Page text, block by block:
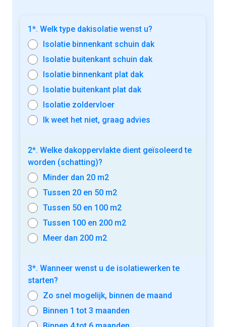
1*. Welk type dakisolatie wenst u?
Isolatie binnenkant schuin dak
Isolatie buitenkant schuin dak
Isolatie binnenkant plat dak
Isolatie buitenkant plat dak
Isolatie zoldervloer
Ik weet het niet, graag advies
2*. Welke dakoppervlakte dient geïsoleerd te
worden (schatting)?
Minder dan 20 m2
Tussen 20 en 50 m2
Tussen 50 en 100 m2
Tussen 100 en 200 m2
Meer dan 200 m2
3*. Wanneer wenst u de isolatiewerken te
starten?
Zo snel mogelijk, binnen de maand
Binnen 1 tot 3 maanden